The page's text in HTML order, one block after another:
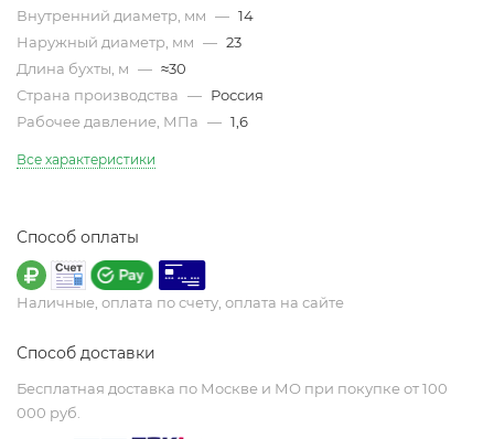
Внутренний диаметр, мм — 14
Наружный диаметр, мм — 23
Длина бухты, м — ≈30
Страна производства — Россия
Рабочее давление, МПа — 1,6
Все характеристики
Способ оплаты
Наличные, оплата по счету, оплата на сайте
Способ доставки
Бесплатная доставка по Москве и МО при покупке от 100
000 руб.